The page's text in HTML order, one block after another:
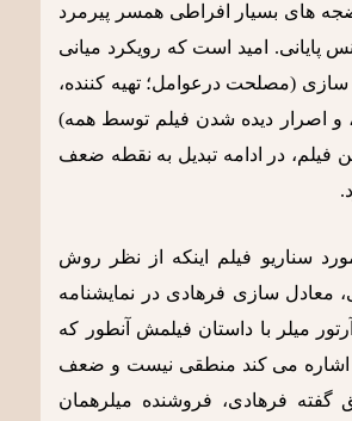
ضجه های بسیار افراطی همسر پیرمرد
پایانی. امید است که رویکرد میانی
سازی (مصلحت درعوامل؛ تهیه کننده،
و اصرار دیده شدن فیلم توسط همه)
فیلم، در ادامه تبدیل به نقطه ضعف
سناریو فیلم اینکه از نظر روش
معادل سازی فرهادی در نمایشنامه
میلر با داستان فیلمش آنطور که
می کند منطقی نیست و ضعف
گفته فرهادی، فروشنده میلرهمان